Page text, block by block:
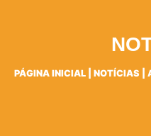
PÁGINA INICIAL| NOTÍCIAS